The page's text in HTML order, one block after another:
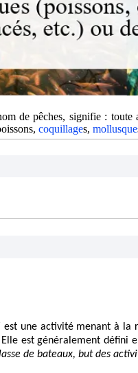
de pêches, signifie :
coquillages,mollusque
est une activité menant à la
est généralement défini
de bateaux, but des